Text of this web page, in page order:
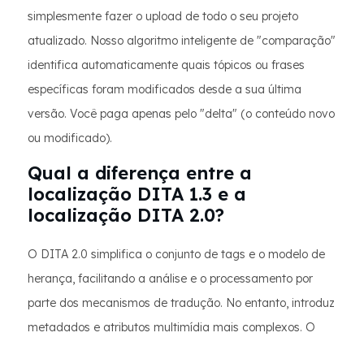
simplesmente fazer o upload de todo o seu projeto
atualizado. Nosso algoritmo inteligente de "comparação"
identifica automaticamente quais tópicos ou frases
específicas foram modificados desde a sua última
versão. Você paga apenas pelo "delta" (o conteúdo novo
ou modificado).
Qual a diferença entre a
localização DITA 1.3 e a
localização DITA 2.0?
O DITA 2.0 simplifica o conjunto de tags e o modelo de
herança, facilitando a análise e o processamento por
parte dos mecanismos de tradução. No entanto, introduz
metadados e atributos multimídia mais complexos. O